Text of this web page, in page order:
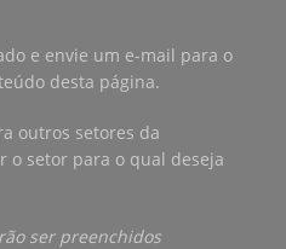
e envie um e-mail para o
desta página.
outros setores da
o setor para o qual deseja
ser preenchidos